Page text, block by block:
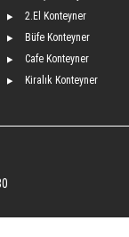
2.El Konteyner
Büfe Konteyner
Cafe Konteyner
Kiralık Konteyner